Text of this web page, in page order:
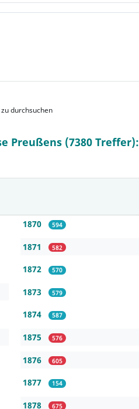
durchsuchen
Preußens (7380 Treffer):
1870 594
1871 582
1872 570
1873 579
1874 587
1875 576
1876 605
1877 154
1878 675